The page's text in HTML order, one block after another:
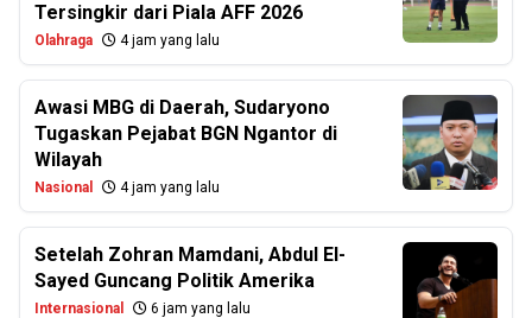
Tersingkir dari Piala AFF 2026
Olahraga 4 jam yang lalu
Awasi MBG di Daerah, Sudaryono
Tugaskan Pejabat BGN Ngantor di
Wilayah
Nasional 4 jam yang lalu
Setelah Zohran Mamdani, Abdul El-
Sayed Guncang Politik Amerika
Internasional 6 jam yang lalu